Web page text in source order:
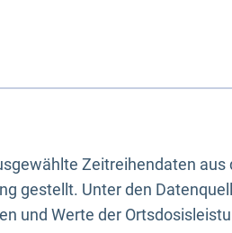
Zeitreihendaten
gestellt. Unter den
und Werte der